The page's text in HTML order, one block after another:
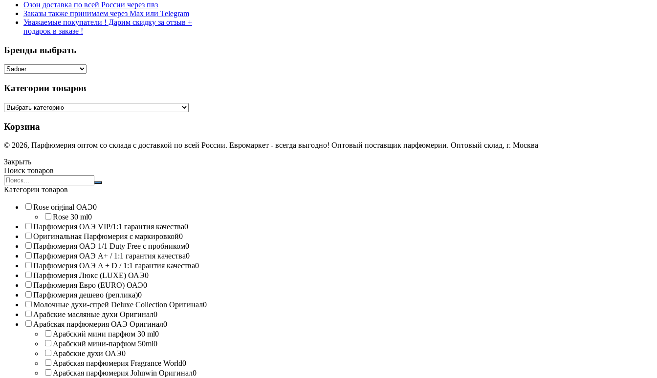
Озон доставка по всей России через пвз
Заказы также принимаем через Max или Telegram
Уважаемые покупатели ! Дарим скидку за отзыв +
подарок в заказе !
Бренды выбрать
Категории товаров
Корзина
© 2026, Парфюмерия оптом со склада с доставкой по всей России. Евромаркет - всегда выгодно! Оптовый поставщик парфюмерии. Оптовый склад, г. Москва
Закрыть
Поиск товаров
Search
products:
Категории товаров
Rose original ОАЭ0
Rose 30 ml0
Парфюмерия ОАЭ VIP/1:1 гарантия качества0
Оригинальная Парфюмерия с маркировкой0
Парфюмерия ОАЭ 1/1 Duty Free с пробником0
Парфюмерия ОАЭ A+ / 1:1 гарантия качества0
Парфюмерия ОАЭ A + D / 1:1 гарантия качества0
Парфюмерия Люкс (LUXE) ОАЭ0
Парфюмерия Евро (EURO) ОАЭ0
Парфюмерия дешево (реплика)0
Молочные духи-спрей Deluxe Collection Оригинал0
Арабские масляные духи Оригинал0
Арабская парфюмерия ОАЭ Оригинал0
Арабский мини парфюм 30 ml0
Арабский мини-парфюм 50ml0
Арабские духи ОАЭ0
Арабская парфюмерия Fragrance World0
Арабская парфюмерия Johnwin Оригинал0